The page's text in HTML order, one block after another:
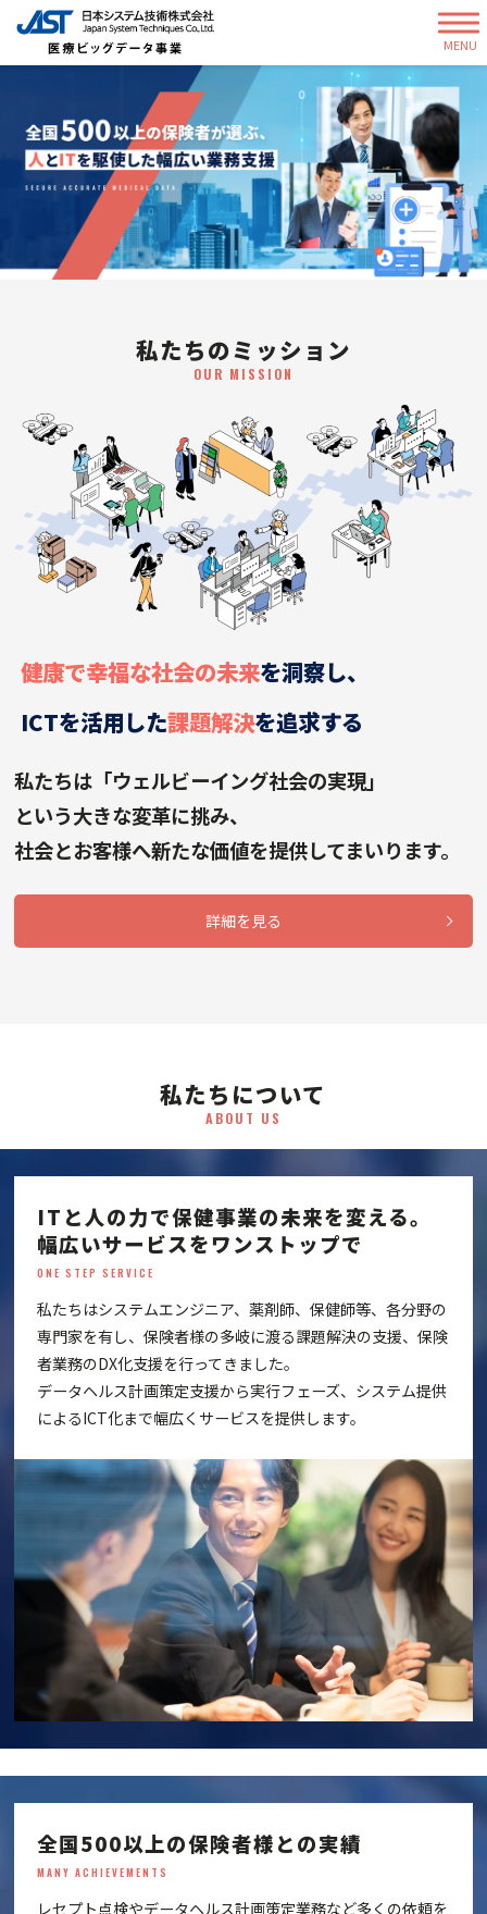
MENU
私たちのミッション
OUR MISSION
健康で幸福な社会の未来を洞察し、
ICTを活用した課題解決を追求する
私たちは「ウェルビーイング社会の実現」
という大きな変革に挑み、
社会とお客様へ新たな価値を提供してまいります。
詳細を見る
私たちについて
ABOUT US
ITと人の力で保健事業の未来を変える。
幅広いサービスをワンストップで
ONE STEP SERVICE
私たちはシステムエンジニア、薬剤師、保健師等、各分野の
専門家を有し、保険者様の多岐に渡る課題解決の支援、保険
者業務のDX化支援を行ってきました。
データヘルス計画策定支援から実行フェーズ、システム提供
によるICT化まで幅広くサービスを提供します。
全国500以上の保険者様との実績
MANY ACHIEVEMENTS
レセプト点検やデータヘルス計画策定業務など多くの依頼を